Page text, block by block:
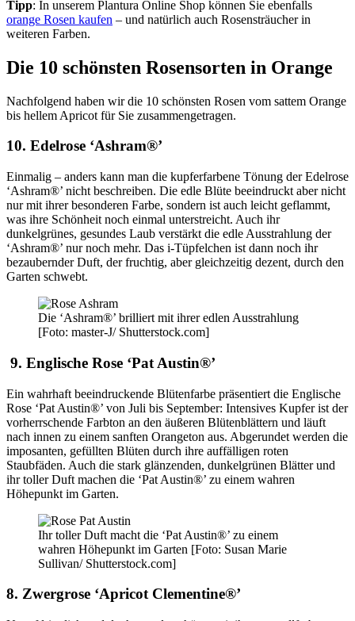
Tipp: In unserem Plantura Online Shop können Sie ebenfalls
orange Rosen kaufen – und natürlich auch Rosensträucher in
weiteren Farben.
Die 10 schönsten Rosensorten in Orange
Nachfolgend haben wir die 10 schönsten Rosen vom sattem Orange
bis hellem Apricot für Sie zusammengetragen.
10. Edelrose ‘Ashram®’
Einmalig – anders kann man die kupferfarbene Tönung der Edelrose
‘Ashram®’ nicht beschreiben. Die edle Blüte beeindruckt aber nicht
nur mit ihrer besonderen Farbe, sondern ist auch leicht geflammt,
was ihre Schönheit noch einmal unterstreicht. Auch ihr
dunkelgrünes, gesundes Laub verstärkt die edle Ausstrahlung der
‘Ashram®’ nur noch mehr. Das i-Tüpfelchen ist dann noch ihr
bezaubernder Duft, der fruchtig, aber gleichzeitig dezent, durch den
Garten schwebt.
Die ‘Ashram®’ brilliert mit ihrer edlen Ausstrahlung
[Foto: master-J/ Shutterstock.com]
9. Englische Rose ‘Pat Austin®’
Ein wahrhaft beeindruckende Blütenfarbe präsentiert die Englische
Rose ‘Pat Austin®’ von Juli bis September: Intensives Kupfer ist der
vorherrschende Farbton an den äußeren Blütenblättern und läuft
nach innen zu einem sanften Orangeton aus. Abgerundet werden die
imposanten, gefüllten Blüten durch ihre auffälligen roten
Staubfäden. Auch die stark glänzenden, dunkelgrünen Blätter und
ihr toller Duft machen die ‘Pat Austin®’ zu einem wahren
Höhepunkt im Garten.
Ihr toller Duft macht die ‘Pat Austin®’ zu einem
wahren Höhepunkt im Garten [Foto: Susan Marie
Sullivan/ Shutterstock.com]
8. Zwergrose ‘Apricot Clementine®’